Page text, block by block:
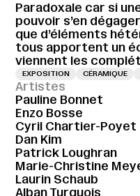
Paradoxale car si
pouvoir s’en
que d’éléments
tous apportent un
viennent les
EXPOSITION CÉRAMIQUE
Artistes
Pauline Bonnet
Enzo Bosse
Cyril Chartier-Poyet
Dan Kim
Patrick Loughran
Marie-Christine
Laurin Schaub
Alban Turquois